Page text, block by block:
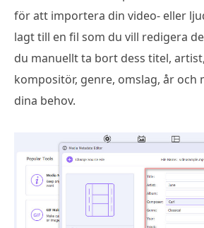
för att importera din video- eller
lagt till en fil som du vill redigera
du manuellt ta bort dess titel,
kompositör, genre, omslag, år och
dina behov.